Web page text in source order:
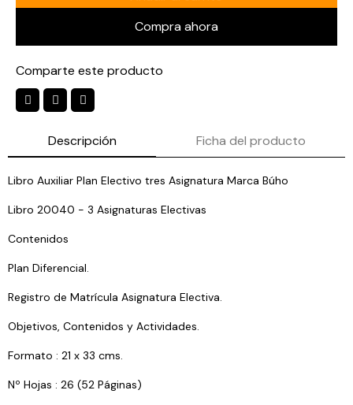
Compra ahora
Comparte este producto
Descripción Ficha del producto
Libro Auxiliar Plan Electivo tres Asignatura Marca Búho
Libro 20040 - 3 Asignaturas Electivas
Contenidos
Plan Diferencial.
Registro de Matrícula Asignatura Electiva.
Objetivos, Contenidos y Actividades.
Formato : 21 x 33 cms.
Nº Hojas : 26 (52 Páginas)